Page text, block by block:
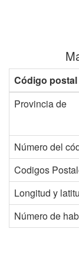
Código
Provincia de
Número del
Codigos
Longitud y
Número de